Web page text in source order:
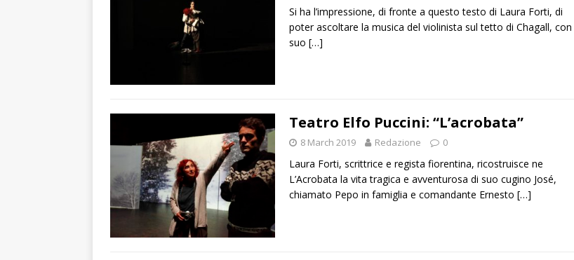
Si ha l’impressione, di fronte a questo testo di Laura Forti, di
poter ascoltare la musica del violinista sul tetto di Chagall, con
suo […]
Teatro Elfo Puccini: “L’acrobata”
8 March 2019 Redazione 0
Laura Forti, scrittrice e regista fiorentina, ricostruisce ne
L’Acrobata la vita tragica e avventurosa di suo cugino José,
chiamato Pepo in famiglia e comandante Ernesto […]